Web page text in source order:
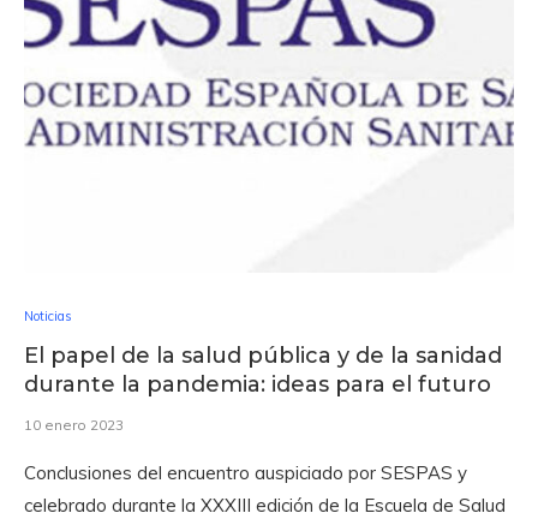
Noticias
El papel de la salud pública y de la sanidad
durante la pandemia: ideas para el futuro
10 enero 2023
Conclusiones del encuentro auspiciado por SESPAS y
celebrado durante la XXXIII edición de la Escuela de Salud